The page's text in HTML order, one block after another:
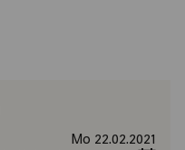
Mo 22.02.2021